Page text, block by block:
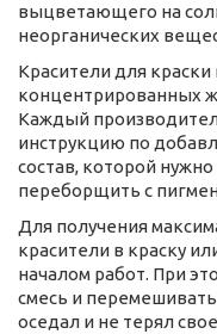
выцветающего на
неорганических
Красители для
концентрированных
Каждый
инструкцию по
состав, которой
переборщить с
Для получения
красители в краску
началом работ. При
смесь и
оседал и не терял